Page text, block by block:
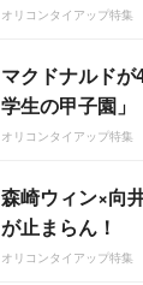
オリコンタイアップ特集
マクドナルド
学生の甲子園」
オリコンタイアップ特集
森崎ウィン×向
が止まらん！
オリコンタイアップ特集